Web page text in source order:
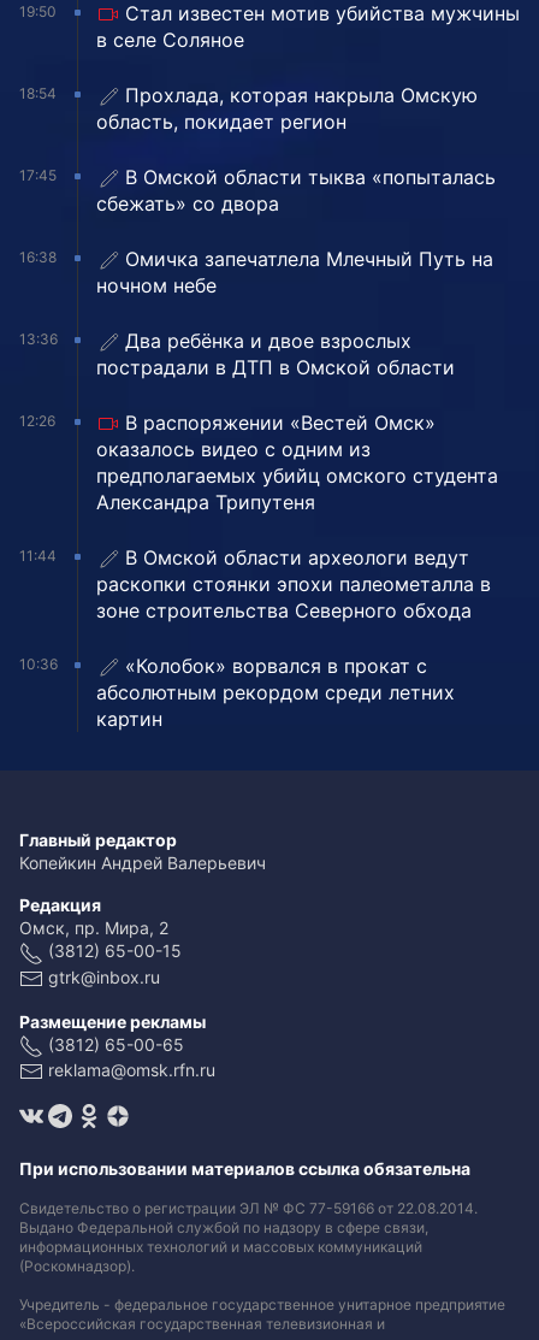
19:50
Стал известен мотив убийства мужчины
в селе Соляное
18:54
Прохлада, которая накрыла Омскую
область, покидает регион
17:45
В Омской области тыква «попыталась
сбежать» со двора
16:38
Омичка запечатлела Млечный Путь на
ночном небе
13:36
Два ребёнка и двое взрослых
пострадали в ДТП в Омской области
12:26
В распоряжении «Вестей Омск»
оказалось видео с одним из
предполагаемых убийц омского студента
Александра Трипутеня
11:44
В Омской области археологи ведут
раскопки стоянки эпохи палеометалла в
зоне строительства Северного обхода
10:36
«Колобок» ворвался в прокат с
абсолютным рекордом среди летних
картин
Главный редактор
Копейкин Андрей Валерьевич
Редакция
Омск, пр. Мира, 2
(3812) 65-00-15
gtrk@inbox.ru
Размещение рекламы
(3812) 65-00-65
reklama@omsk.rfn.ru
При использовании материалов ссылка обязательна
Свидетельство о регистрации ЭЛ № ФС 77-59166 от 22.08.2014.
Выдано Федеральной службой по надзору в сфере связи,
информационных технологий и массовых коммуникаций
(Роскомнадзор).
Учредитель - федеральное государственное унитарное предприятие
«Всероссийская государственная телевизионная и